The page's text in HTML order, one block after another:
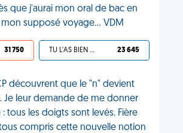
que j'aurai mon oral de bac en
supposé voyage... VDM
31 750 TU L'AS BIEN MÉRITÉ 23 645
découvrent que le "n" devient
Je leur demande de me donner
: tous les doigts sont levés. Fière
compris cette nouvelle notion